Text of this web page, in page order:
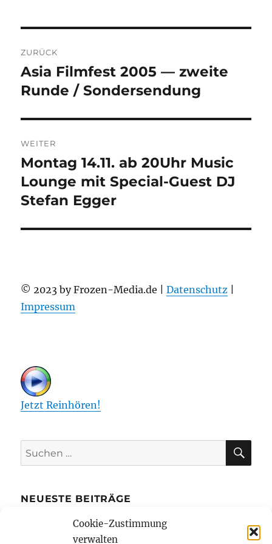
Cookie-Zustimmung
verwalten
ZURÜCK
Vorheriger
Beitrag:
Asia Filmfest 2005 — zweite
Runde / Sondersendung
WEITER
Nächster
Beitrag:
Montag 14.11. ab 20Uhr Music
Lounge mit Special-Guest DJ
Stefan Egger
© 2023 by Frozen-Media.de |Datenschutz
Impressum
Jetzt Reinhören!
Suchen
nach:
NEUESTE BEITRÄGE
Die Kreditkarte mit Ratenzahlung bietet